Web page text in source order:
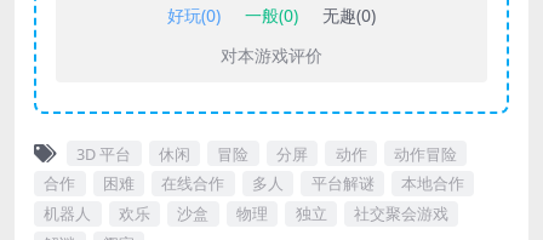
好玩(0) 一般(0) 无趣(0)
对本游戏评价
3D 平台 休闲 冒险 分屏 动作
动作冒险
合作
困难 在线合作 多人 平台解谜
本地合作
机器人
欢乐 沙盒 物理 独立
社交聚会游戏